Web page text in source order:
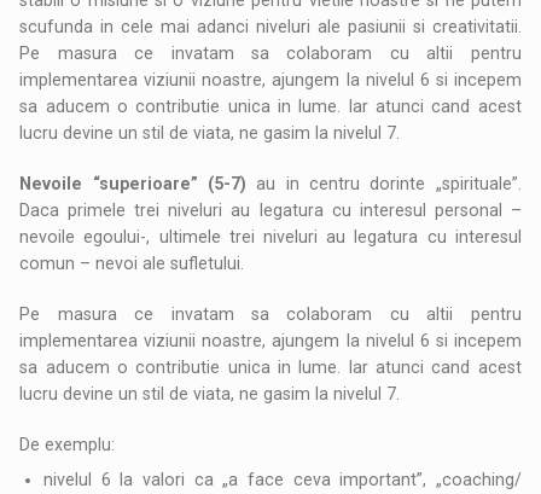
scufunda in cele mai adanci niveluri ale pasiunii si creativitatii.
Pe masura ce invatam sa colaboram cu altii pentru
implementarea viziunii noastre, ajungem la nivelul 6 si incepem
sa aducem o contributie unica in lume. Iar atunci cand acest
lucru devine un stil de viata, ne gasim la nivelul 7.
Nevoile “superioare” (5-7) au in centru dorinte „spirituale”.
Daca primele trei niveluri au legatura cu interesul personal –
nevoile egoului-, ultimele trei niveluri au legatura cu interesul
comun – nevoi ale sufletului.
Pe masura ce invatam sa colaboram cu altii pentru
implementarea viziunii noastre, ajungem la nivelul 6 si incepem
sa aducem o contributie unica in lume. Iar atunci cand acest
lucru devine un stil de viata, ne gasim la nivelul 7.
De exemplu:
nivelul 6 la valori ca „a face ceva important”, „coaching/